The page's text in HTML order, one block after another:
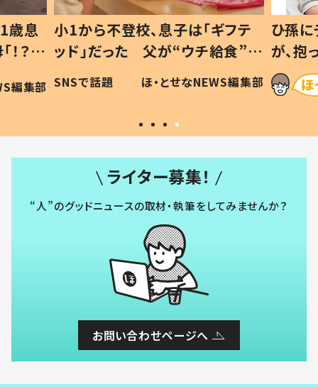
歳息
？」
編集部
小1から不登校、息子は「ギフテ
ッド」だった 父が“ウチ給食”を
作り続ける理由とは #令和の親
#令和の子
SNSで話題 ほ・とせなNEWS編集部
ひ孫
が、
「涙が
い」
ライター募集！
“人”のグッドニュースの取材・執筆をしてみませんか？
お問い合わせページへ